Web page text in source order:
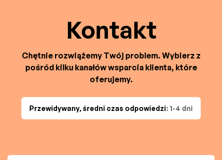
Kontakt
Chętnie rozwiążemy Twój problem. Wybierz z
pośród kilku kanałów wsparcia klienta, które
oferujemy.
Przewidywany, średni czas odpowiedzi: 1-4 dni